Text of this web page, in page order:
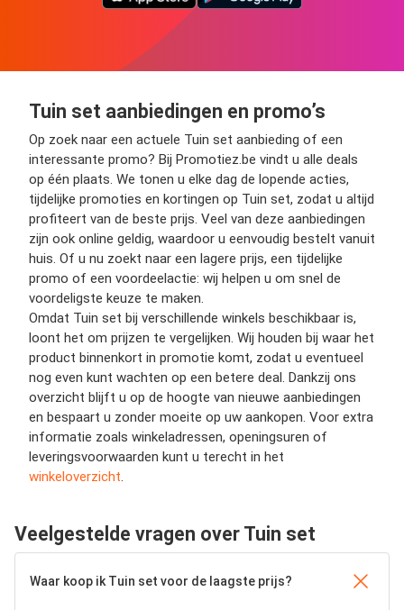
Tuin set aanbiedingen en promo’s
Op zoek naar een actuele Tuin set aanbieding of een
interessante promo? Bij Promotiez.be vindt u alle deals
op één plaats. We tonen u elke dag de lopende acties,
tijdelijke promoties en kortingen op Tuin set, zodat u altijd
profiteert van de beste prijs. Veel van deze aanbiedingen
zijn ook online geldig, waardoor u eenvoudig bestelt vanuit
huis. Of u nu zoekt naar een lagere prijs, een tijdelijke
promo of een voordeelactie: wij helpen u om snel de
voordeligste keuze te maken.
Omdat Tuin set bij verschillende winkels beschikbaar is,
loont het om prijzen te vergelijken. Wij houden bij waar het
product binnenkort in promotie komt, zodat u eventueel
nog even kunt wachten op een betere deal. Dankzij ons
overzicht blijft u op de hoogte van nieuwe aanbiedingen
en bespaart u zonder moeite op uw aankopen. Voor extra
informatie zoals winkeladressen, openingsuren of
leveringsvoorwaarden kunt u terecht in het
winkeloverzicht.
Veelgestelde vragen over Tuin set
Waar koop ik Tuin set voor de laagste prijs?